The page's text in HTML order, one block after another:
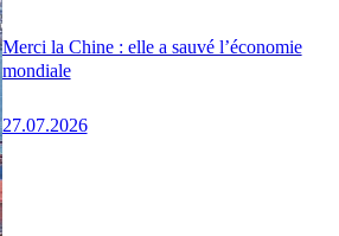
Merci la Chine : elle a sauvé l’économie
mondiale
27.07.2026